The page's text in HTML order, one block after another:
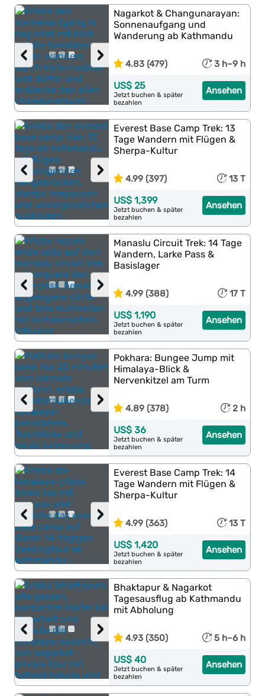
›
‹
Nagarkot & Changunarayan:
Sonnenaufgang und
Wanderung ab Kathmandu
4.83 (479) 3 h–9 h
Ansehen
US$ 25
Jetzt buchen & später
bezahlen
›
‹
Everest Base Camp Trek: 13
Tage Wandern mit Flügen &
Sherpa-Kultur
4.99 (397) 13 T
Ansehen
US$ 1,399
Jetzt buchen & später
bezahlen
›
‹
Manaslu Circuit Trek: 14 Tage
Wandern, Larke Pass &
Basislager
4.99 (388) 17 T
Ansehen
US$ 1,190
Jetzt buchen & später
bezahlen
›
‹
Pokhara: Bungee Jump mit
Himalaya-Blick &
Nervenkitzel am Turm
4.89 (378) 2 h
Ansehen
US$ 36
Jetzt buchen & später
bezahlen
›
‹
Everest Base Camp Trek: 14
Tage Wandern mit Flügen &
Sherpa-Kultur
4.99 (363) 13 T
Ansehen
US$ 1,420
Jetzt buchen & später
bezahlen
›
‹
Bhaktapur & Nagarkot
Tagesausflug ab Kathmandu
mit Abholung
4.93 (350) 5 h–6 h
Ansehen
US$ 40
Jetzt buchen & später
bezahlen